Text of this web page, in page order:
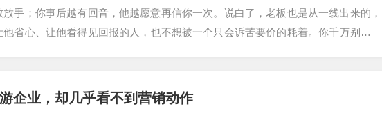
手；你事后越有回音，他越愿意再信你一次。说白了，老板也是从一线出来的，
省心、让他看得见回报的人，也不想被一个只会诉苦要价的耗着。你千万别说，
企业，却几乎看不到营销动作